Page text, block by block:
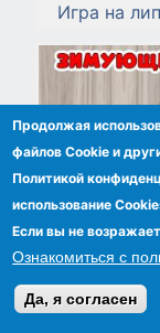
Игра на
Продолжая
файлов Сookie и
Политикой
использование
Если вы не
Ознакомиться с
Да, я согласен